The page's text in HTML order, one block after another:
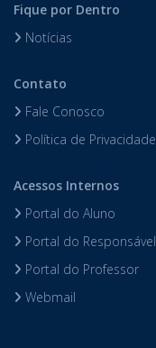
Fique por Dentro
Notícias
Contato
Fale Conosco
Política de Privacidade
Acessos Internos
Portal do Aluno
Portal do Responsável
Portal do Professor
Webmail